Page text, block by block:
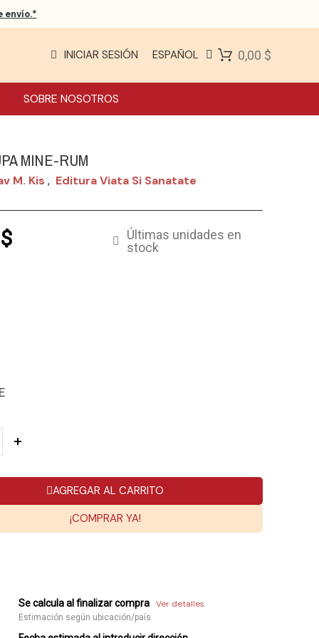
envío.*
INICIAR SESIÓN ESPAÑOL 0,00 $
SOBRE NOSOTROS
MINE-RUM
M. Kis , Editura Viata Si Sanatate
Últimas unidades en
stock
AGREGAR AL CARRITO
¡COMPRAR YA!
Se calcula al finalizar compra Ver detalles
Estimación según ubicación/país